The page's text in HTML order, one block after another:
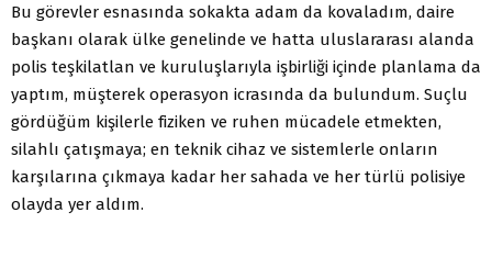
Bu görevler esnasında sokakta adam da kovaladım, daire
başkanı olarak ülke genelinde ve hatta uluslararası alanda
polis teşkilatlan ve kuruluşlarıyla işbirliği içinde planlama da
yaptım, müşterek operasyon icrasında da bulundum. Suçlu
gördüğüm kişilerle fiziken ve ruhen mücadele etmekten,
silahlı çatışmaya; en teknik cihaz ve sistemlerle onların
karşılarına çıkmaya kadar her sahada ve her türlü polisiye
olayda yer aldım.